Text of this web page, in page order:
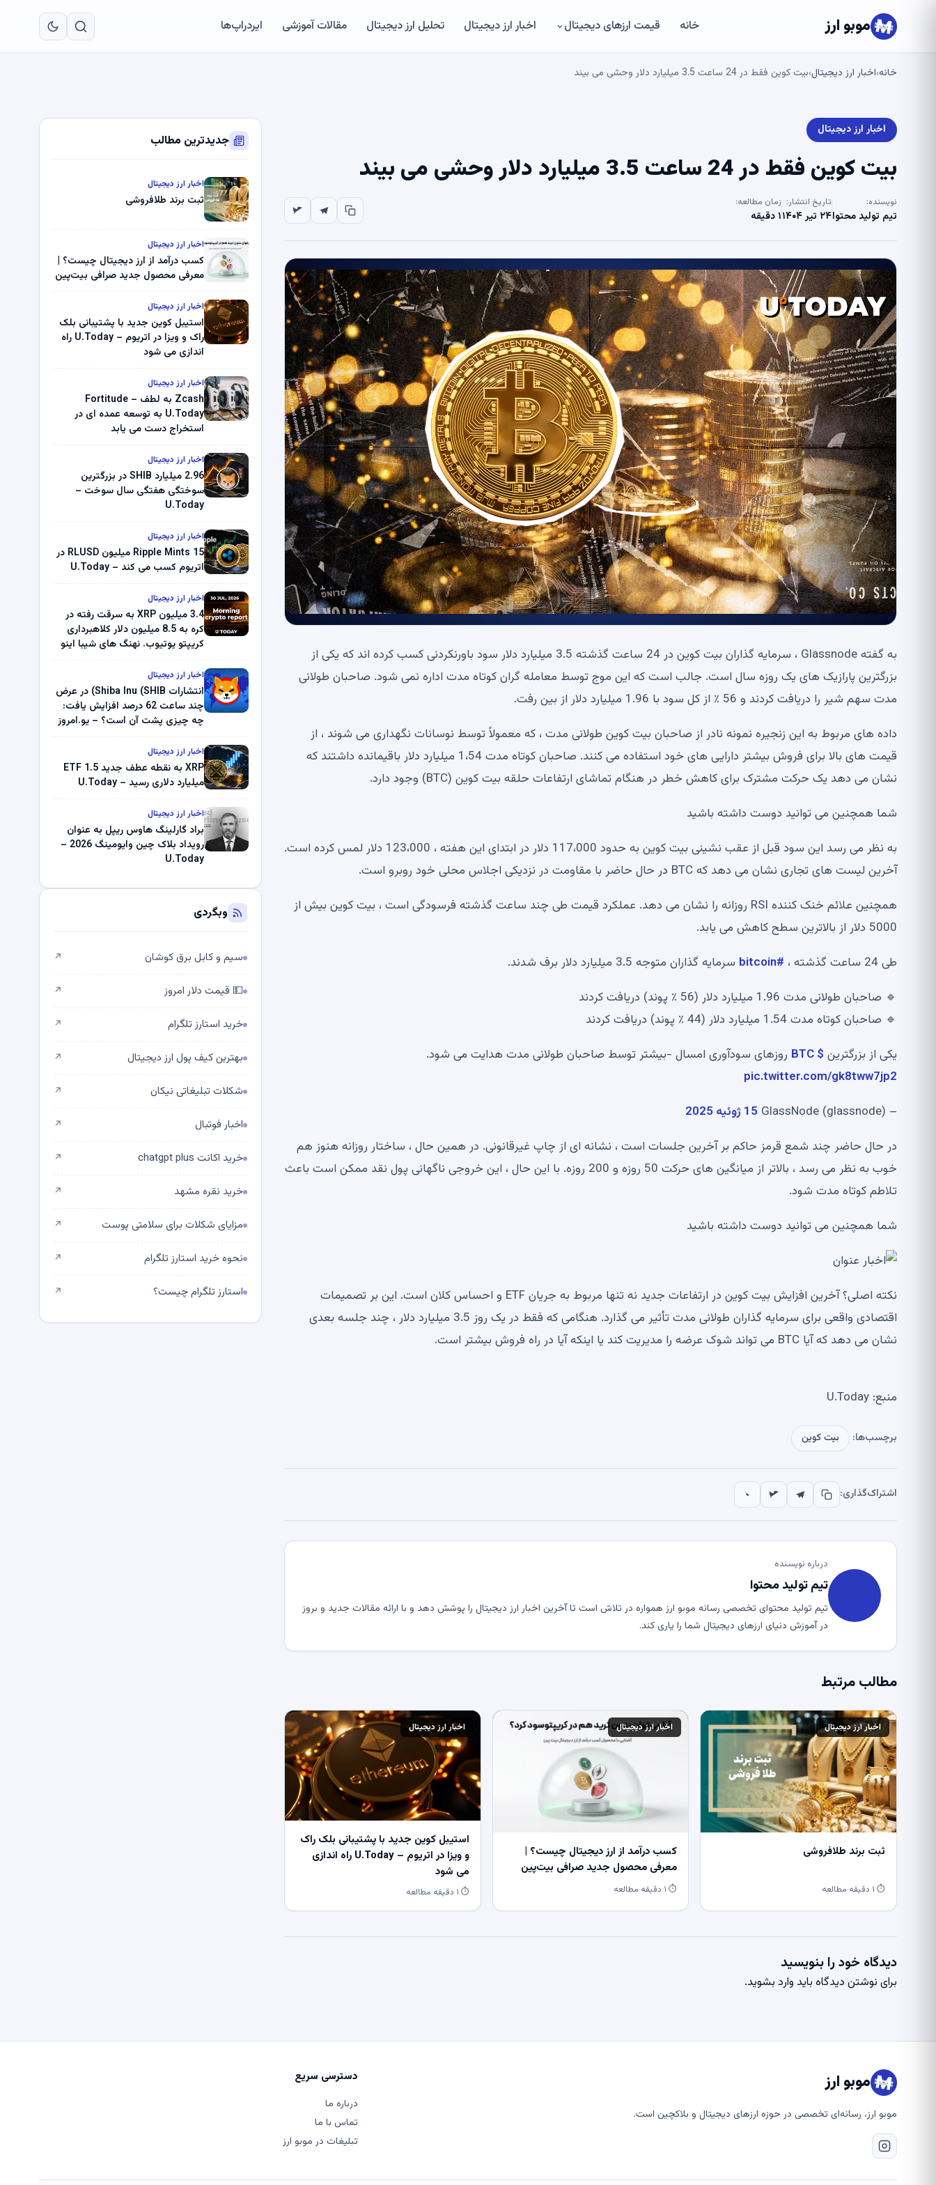
موبو ارز خانه قیمت ارزهای دیجیتال اخبار ارز دیجیتال تحلیل ارز دیجیتال مقالات آموزشی ایردراپ‌ها
خانه›اخبار ارز دیجیتال›بیت کوین فقط در 24 ساعت 3.5 میلیارد دلار وحشی می بیند
اخبار ارز دیجیتال
بیت کوین فقط در 24 ساعت 3.5 میلیارد دلار وحشی می بیند
نویسنده:
تیم تولید محتوا
تاریخ انتشار:
۲۴ تیر ۱۴۰۴
زمان مطالعه:
۱ دقیقه
به گفته Glassnode ، سرمایه گذاران بیت کوین در 24 ساعت گذشته 3.5 میلیارد دلار سود باورنکردنی کسب کرده اند که یکی از
بزرگترین پارازیک های یک روزه سال است. جالب است که این موج توسط معامله گران کوتاه مدت اداره نمی شود. صاحبان طولانی
مدت سهم شیر را دریافت کردند و 56 ٪ از کل سود با 1.96 میلیارد دلار از بین رفت.
داده های مربوط به این زنجیره نمونه نادر از صاحبان بیت کوین طولانی مدت ، که معمولاً توسط نوسانات نگهداری می شوند ، از
قیمت های بالا برای فروش بیشتر دارایی های خود استفاده می کنند. صاحبان کوتاه مدت 1،54 میلیارد دلار باقیمانده داشتند که
نشان می دهد یک حرکت مشترک برای کاهش خطر در هنگام تماشای ارتفاعات حلقه بیت کوین (BTC) وجود دارد.
شما همچنین می توانید دوست داشته باشید
به نظر می رسد این سود قبل از عقب نشینی بیت کوین به حدود 117،000 دلار در ابتدای این هفته ، 123،000 دلار لمس کرده است.
آخرین لیست های تجاری نشان می دهد که BTC در حال حاضر با مقاومت در نزدیکی اجلاس محلی خود روبرو است.
همچنین علائم خنک کننده RSI روزانه را نشان می دهد. عملکرد قیمت طی چند ساعت گذشته فرسودگی است ، بیت کوین بیش از
5000 دلار از بالاترین سطح کاهش می یابد.
طی 24 ساعت گذشته ،
#bitcoin
سرمایه گذاران متوجه 3.5 میلیارد دلار برف شدند.
🔹 صاحبان طولانی مدت 1.96 میلیارد دلار (56 ٪ پوند) دریافت کردند
🔹 صاحبان کوتاه مدت 1.54 میلیارد دلار (44 ٪ پوند) دریافت کردند
یکی از بزرگترین $ BTC
روزهای سودآوری امسال -بیشتر توسط صاحبان طولانی مدت هدایت می شود.
pic.twitter.com/gk8tww7jp2
– GlassNode (glassnode)
15 ژوئیه 2025
در حال حاضر چند شمع قرمز حاکم بر آخرین جلسات است ، نشانه ای از چاپ غیرقانونی. در همین حال ، ساختار روزانه هنوز هم
خوب به نظر می رسد ، بالاتر از میانگین های حرکت 50 روزه و 200 روزه. با این حال ، این خروجی ناگهانی پول نقد ممکن است باعث
تلاطم کوتاه مدت شود.
شما همچنین می توانید دوست داشته باشید
نکته اصلی؟ آخرین افزایش بیت کوین در ارتفاعات جدید نه تنها مربوط به جریان ETF و احساس کلان است. این بر تصمیمات
اقتصادی واقعی برای سرمایه گذاران طولانی مدت تأثیر می گذارد. هنگامی که فقط در یک روز 3.5 میلیارد دلار ، چند جلسه بعدی
نشان می دهد که آیا BTC می تواند شوک عرضه را مدیریت کند یا اینکه آیا در راه فروش بیشتر است.
منبع: U.Today
برچسب‌ها: بیت کوین
اشتراک‌گذاری:
درباره نویسنده
تیم تولید محتوا
تیم تولید محتوای تخصصی رسانه موبو ارز همواره در تلاش است تا آخرین اخبار ارز دیجیتال را پوشش دهد و با ارائه مقالات جدید و بروز
در آموزش دنیای ارزهای دیجیتال شما را یاری کند.
مطالب مرتبط
اخبار ارز دیجیتال
ثبت برند طلافروشی
⏱ ۱ دقیقه مطالعه
اخبار ارز دیجیتال
کسب درآمد از ارز دیجیتال چیست؟ |
معرفی محصول جدید صرافی بیت‌پین
⏱ ۱ دقیقه مطالعه
اخبار ارز دیجیتال
استیبل کوین جدید با پشتیبانی بلک راک
و ویزا در اتریوم – U.Today راه اندازی
می شود
⏱ ۱ دقیقه مطالعه
دیدگاه خود را بنویسید
برای نوشتن دیدگاه باید وارد بشوید.
جدیدترین مطالب
اخبار ارز دیجیتال
ثبت برند طلافروشی
اخبار ارز دیجیتال
کسب درآمد از ارز دیجیتال چیست؟ |
معرفی محصول جدید صرافی بیت‌پین
اخبار ارز دیجیتال
استیبل کوین جدید با پشتیبانی بلک
راک و ویزا در اتریوم – U.Today راه
اندازی می شود
اخبار ارز دیجیتال
Zcash به لطف Fortitude –
U.Today به توسعه عمده ای در
استخراج دست می یابد
اخبار ارز دیجیتال
2.96 میلیارد SHIB در بزرگترین
سوختگی هفتگی سال سوخت –
U.Today
اخبار ارز دیجیتال
Ripple Mints 15 میلیون RLUSD در
اتریوم کسب می کند – U.Today
اخبار ارز دیجیتال
3.4 میلیون XRP به سرقت رفته در
کره به 8.5 میلیون دلار کلاهبرداری
کریپتو یوتیوب. نهنگ های شیبا اینو
میلیون دلار U-Turn در بیت کوین را
ثبت کرد – گزارش کریپتو صبح –
U.Today
اخبار ارز دیجیتال
انتشارات Shiba Inu (SHIB) در عرض
چند ساعت 62 درصد افزایش یافت:
چه چیزی پشت آن است؟ – یو.امروز
اخبار ارز دیجیتال
XRP به نقطه عطف جدید ETF 1.5
میلیارد دلاری رسید – U.Today
اخبار ارز دیجیتال
براد گارلینگ هاوس ریپل به عنوان
رویداد بلاک چین وایومینگ 2026 –
U.Today
وبگردی
سیم و کابل برق کوشان ↗
💵 قیمت دلار امروز ↗
خرید استارز تلگرام ↗
بهترین کیف پول ارز دیجیتال ↗
شکلات تبلیغاتی نیکان ↗
اخبار فوتبال ↗
خرید اکانت chatgpt plus ↗
خرید نقره مشهد ↗
مزایای شکلات برای سلامتی پوست ↗
نحوه خرید استارز تلگرام ↗
استارز تلگرام چیست؟ ↗
موبو ارز
موبو ارز، رسانه‌ای تخصصی در حوزه ارزهای دیجیتال و بلاکچین است.
دسترسی سریع
درباره ما
تماس با ما
تبلیغات در موبو ارز